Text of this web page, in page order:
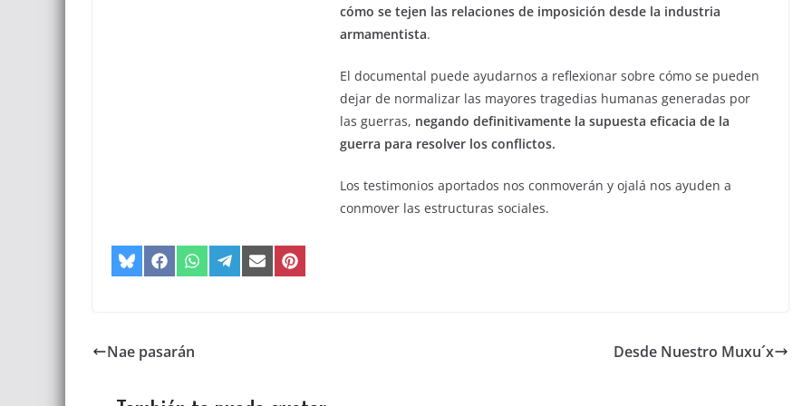
cómo se tejen las relaciones de imposición desde la industria
armamentista.
El documental puede ayudarnos a reflexionar sobre cómo se pueden
dejar de normalizar las mayores tragedias humanas generadas por
las guerras, negando definitivamente la supuesta eficacia de la
guerra para resolver los conflictos.
Los testimonios aportados nos conmoverán y ojalá nos ayuden a
conmover las estructuras sociales.
Nae pasarán Desde Nuestro Muxu´x